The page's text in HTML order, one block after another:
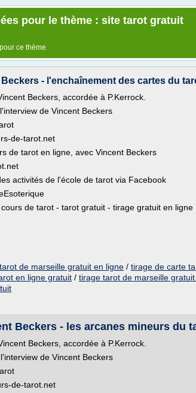
pour le thème : site tarot gratuit
pour ce thème
- l'enchaînement des cartes du
Beckers, accordée à P.Kerrock.
de Vincent Beckers
de-tarot.net
de tarot en ligne, avec Vincent Beckers
activités de l'école de tarot via Facebook
de tarot - tarot gratuit - tirage gratuit en ligne
de marseille gratuit en ligne / tirage de carte
en ligne gratuit / tirage tarot de marseille
Beckers - les arcanes mineurs du
Beckers, accordée à P.Kerrock.
de Vincent Beckers
de-tarot.net